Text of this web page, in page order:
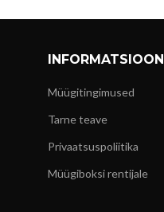
INFORMATSIOON
Müügitingimused
Tarne teave
Privaatsuspoliitika
Müügiboksi rentijale